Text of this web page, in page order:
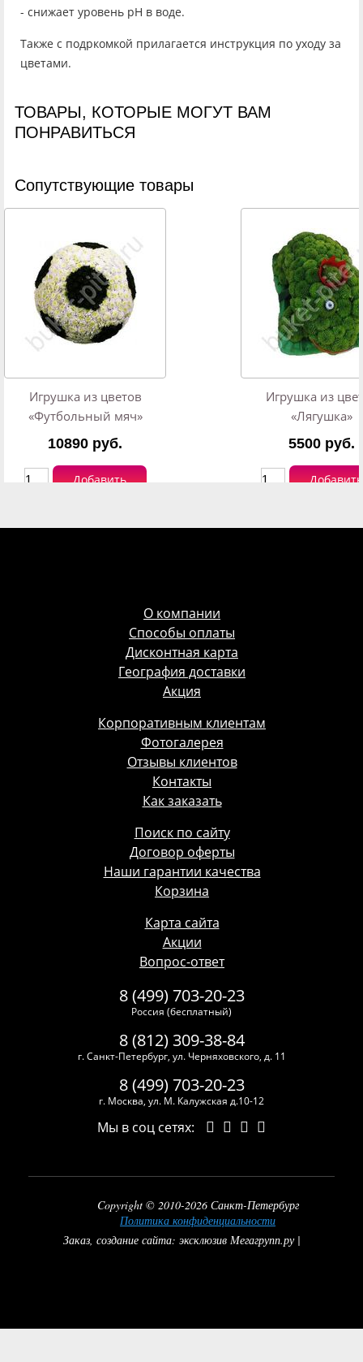
- снижает уровень рН в воде.
Также с подркомкой прилагается инструкция по уходу за
цветами.
ТОВАРЫ, КОТОРЫЕ МОГУТ ВАМ
ПОНРАВИТЬСЯ
Cопутствующие товары
Игрушка из цветов
«Футбольный мяч»
Добавить
10890 руб.
Игрушка из
«Лягушка»
Добавить
5500 руб.
О компании
Способы оплаты
Дисконтная карта
География доставки
Акция
Корпоративным клиентам
Фотогалерея
Отзывы клиентов
Контакты
Как заказать
Поиск по сайту
Договор оферты
Наши гарантии качества
Корзина
Карта сайта
Акции
Вопрос-ответ
8 (499) 703-20-23
Россия (бесплатный)
8 (812) 309-38-84
г. Санкт-Петербург, ул. Черняховского, д. 11
8 (499) 703-20-23
г. Москва, ул. М. Калужская д.10-12
Мы в соц сетях:
Copyright © 2010-2026 Санкт-Петербург
Политика конфиденциальности
Заказ, создание сайта: эксклюзив Мегагрупп.ру |